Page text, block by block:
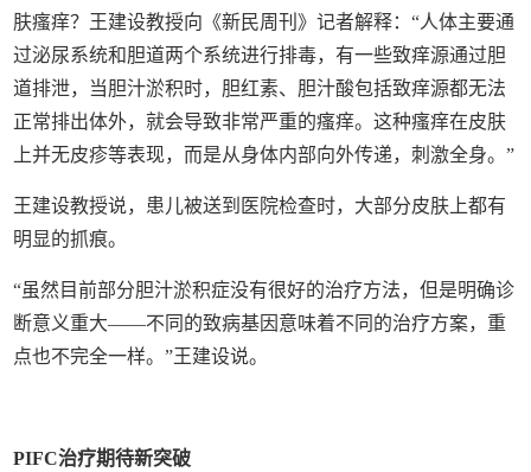
肤瘙痒？王建设教授向《新民周刊》记者解释：“人体主要通
过泌尿系统和胆道两个系统进行排毒，有一些致痒源通过胆
道排泄，当胆汁淤积时，胆红素、胆汁酸包括致痒源都无法
正常排出体外，就会导致非常严重的瘙痒。这种瘙痒在皮肤
上并无皮疹等表现，而是从身体内部向外传递，刺激全身。”
王建设教授说，患儿被送到医院检查时，大部分皮肤上都有
明显的抓痕。
“虽然目前部分胆汁淤积症没有很好的治疗方法，但是明确诊
断意义重大——不同的致病基因意味着不同的治疗方案，重
点也不完全一样。”王建设说。
PIFC治疗期待新突破